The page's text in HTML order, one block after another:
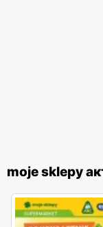
moje sklepy